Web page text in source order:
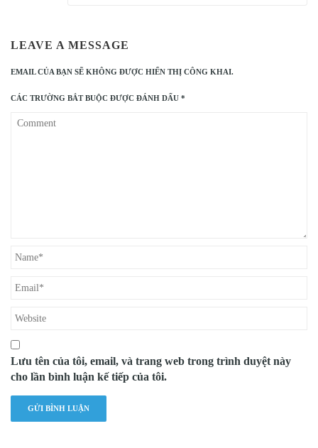
LEAVE A MESSAGE
EMAIL CỦA BẠN SẼ KHÔNG ĐƯỢC HIỂN THỊ CÔNG KHAI.
CÁC TRƯỜNG BẮT BUỘC ĐƯỢC ĐÁNH DẤU *
Lưu tên của tôi, email, và trang web trong trình duyệt này
cho lần bình luận kế tiếp của tôi.